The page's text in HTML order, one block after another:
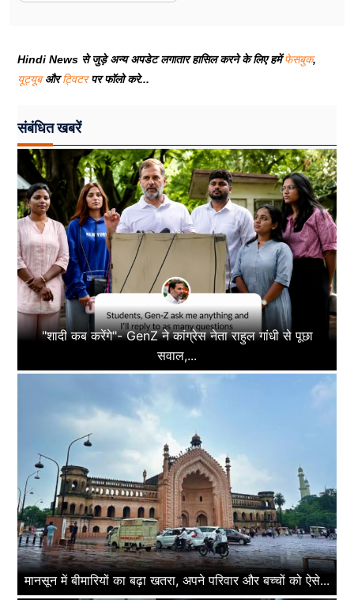
Hindi News से जुड़े अन्य अपडेट लगातार हासिल करने के लिए हमेंफेसबुक,
यूट्यूबऔरट्विटरपर फॉलो करे...
संबंधित खबरें
"शादी कब करेंगे"- GenZ ने कांग्रेस नेता राहुल गांधी से पूछा
सवाल,...
मानसून में बीमारियों का बढ़ा खतरा, अपने परिवार और बच्चों को ऐसे...